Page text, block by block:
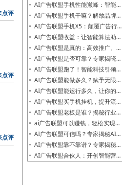
点评
点评
点评
AI广告联盟手机性能巅峰：智能…
AI广告联盟手机干嘛？解放品牌…
AI广告联盟手机X5：颠覆广告行…
AI广告联盟收益：让智能算法助…
AI广告联盟是真的：高效推广、…
AI广告联盟是否可靠？专家揭晓…
AI广告联盟跑了！智能科技引领…
AI广告联盟能做多久？赋予无限…
AI广告联盟能运行多久，让你的…
AI广告联盟买手机挂机，提升流…
AI广告联盟老板是谁？揭秘行业…
ai广告联盟可以赚钱，轻松实现…
AI广告联盟可信吗？专家揭秘AI…
AI广告联盟靠不靠谱？专家揭秘…
AI广告联盟合伙人：开创智能营…